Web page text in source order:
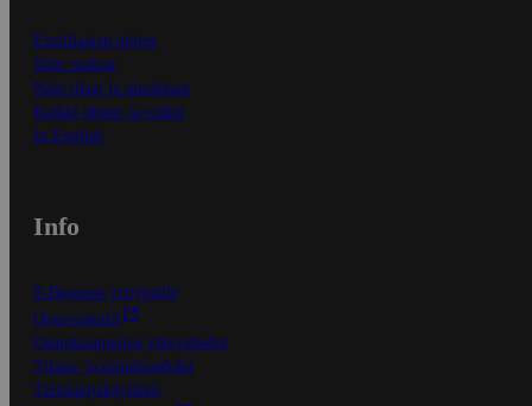
Ensitilaajan ohjeet
Näin maksat
Näin tilaat ja muokkaat
Kaikki ohjeet ja vinkit
In English
Info
S-Business yrityksille
Oiva-raportit
Osuuskauppojen yhteystiedot
Tilaus- ja toimitusehdot
Tietosuojakäytäntö